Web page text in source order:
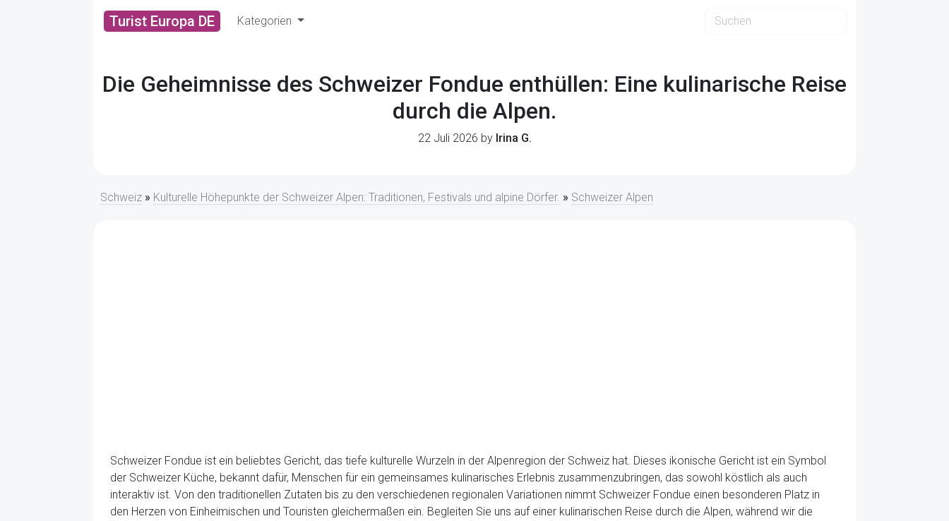
Turist Europa DE Kategorien
Die Geheimnisse des Schweizer Fondue enthüllen: Eine kulinarische Reise
durch die Alpen.
22 Juli 2026 by Irina G.
Schweiz » Kulturelle Höhepunkte der Schweizer Alpen: Traditionen, Festivals und alpine Dörfer. » Schweizer Alpen
Schweizer Fondue ist ein beliebtes Gericht, das tiefe kulturelle Wurzeln in der Alpenregion der Schweiz hat. Dieses ikonische Gericht ist ein Symbol
der Schweizer Küche, bekannt dafür, Menschen für ein gemeinsames kulinarisches Erlebnis zusammenzubringen, das sowohl köstlich als auch
interaktiv ist. Von den traditionellen Zutaten bis zu den verschiedenen regionalen Variationen nimmt Schweizer Fondue einen besonderen Platz in
den Herzen von Einheimischen und Touristen gleichermaßen ein. Begleiten Sie uns auf einer kulinarischen Reise durch die Alpen, während wir die